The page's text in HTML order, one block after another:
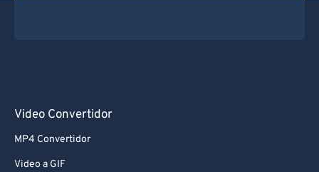
Video Convertidor
MP4 Convertidor
Video a GIF